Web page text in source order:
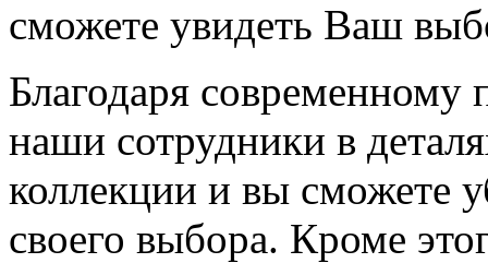
сможете увидеть Ваш
Благодаря
наши сотрудники в
коллекции и вы сможете
своего выбора. Кроме